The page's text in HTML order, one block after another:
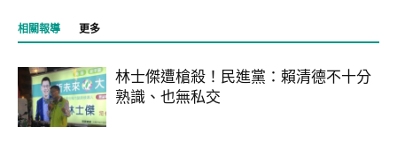
相關報導 更多
林士傑遭槍殺！民進黨：賴清德不十分
熟識、也無私交